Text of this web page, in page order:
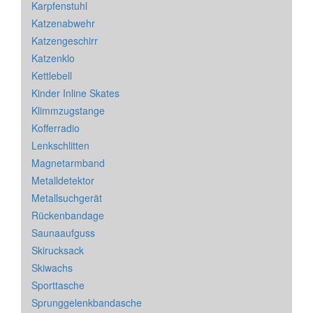
Karpfenstuhl
Katzenabwehr
Katzengeschirr
Katzenklo
Kettlebell
Kinder Inline Skates
Klimmzugstange
Kofferradio
Lenkschlitten
Magnetarmband
Metalldetektor
Metallsuchgerät
Rückenbandage
Saunaaufguss
Skirucksack
Skiwachs
Sporttasche
Sprunggelenkbandasche